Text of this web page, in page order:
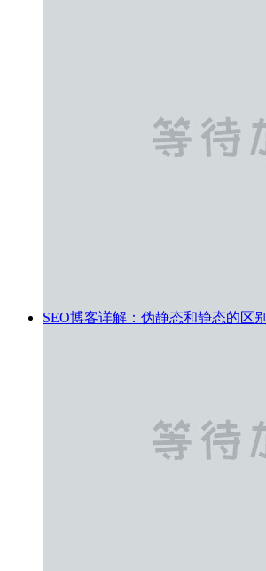
SEO博客详解：伪静态和静态的区别